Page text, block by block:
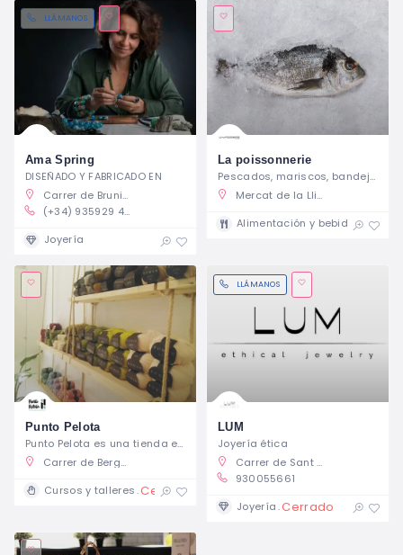
LLÁMANOS
Ama Spring
DISEÑADO Y FABRICADO EN
Carrer de Bruniquer, 32, Barcelona, España
(+34) 935929 484
Joyería
La poissonnerie
Pescados, mariscos, bandejas de mariscos
Mercat de la Llibertat, Plaça de la Llibertat, Barcelona, España
Alimentación y bebidas
Punto Pelota
Punto Pelota es una tienda especializada en proyectos creativos modernos de tejido de punto, ganchillo y objetos de segunda mano.
Carrer de Berga, 16, Barcelona, España
Cursos y talleres Cerrado
LLÁMANOS
LUM
Joyería ética
Carrer de Sant Cristòfol, 13, 08012 Barcelona, España
930055661
Joyería Cerrado